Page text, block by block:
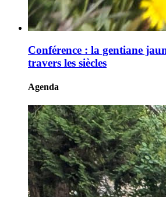
Conférence : la gentiane
travers les siècles
Agenda